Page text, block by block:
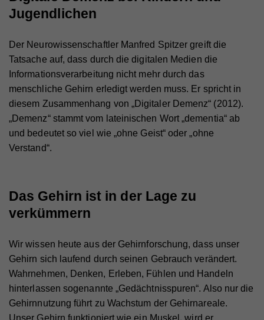
Jugendlichen
Der Neurowissenschaftler Manfred Spitzer greift die
Tatsache auf, dass durch die digitalen Medien die
Informationsverarbeitung nicht mehr durch das
menschliche Gehirn erledigt werden muss. Er spricht in
diesem Zusammenhang von „Digitaler Demenz“ (2012).
„Demenz“ stammt vom lateinischen Wort „dementia“ ab
und bedeutet so viel wie „ohne Geist“ oder „ohne
Verstand“.
Das Gehirn ist in der Lage zu
verkümmern
Wir wissen heute aus der Gehirnforschung, dass unser
Gehirn sich laufend durch seinen Gebrauch verändert.
Wahrnehmen, Denken, Erleben, Fühlen und Handeln
hinterlassen sogenannte „Gedächtnisspuren“. Also nur die
Gehirnnutzung führt zu Wachstum der Gehirnareale.
Unser Gehirn funktioniert wie ein Muskel, wird er